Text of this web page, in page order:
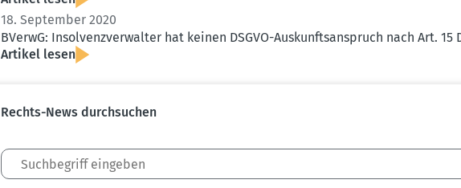
18. September 2020
BVerwG: Insol­venz­ver­walter hat keinen DSGVO-Auskunfts­an­spruch nach Art. 15
Artikel lesen
Rechts-News durch­suchen